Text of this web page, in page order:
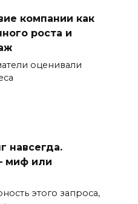
компании как
роста и
оценивали
навсегда.
миф или
этого запроса,